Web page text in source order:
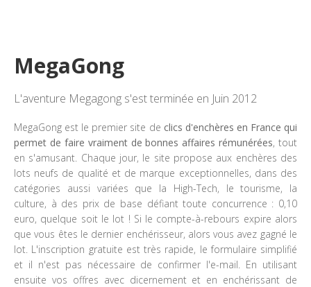
MegaGong
L'aventure Megagong s'est terminée en Juin 2012
MegaGong est le premier site de clics d'enchères en France qui
permet de faire vraiment de bonnes affaires rémunérées, tout
en s'amusant. Chaque jour, le site propose aux enchères des
lots neufs de qualité et de marque exceptionnelles, dans des
catégories aussi variées que la High-Tech, le tourisme, la
culture, à des prix de base défiant toute concurrence : 0,10
euro, quelque soit le lot ! Si le compte-à-rebours expire alors
que vous êtes le dernier enchérisseur, alors vous avez gagné le
lot. L'inscription gratuite est très rapide, le formulaire simplifié
et il n'est pas nécessaire de confirmer l'e-mail. En utilisant
ensuite vos offres avec dicernement et en enchérissant de